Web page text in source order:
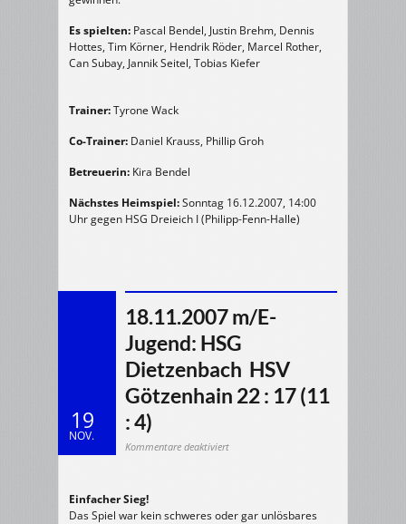
Es spielten: Pascal Bendel, Justin Brehm, Dennis
Hottes, Tim Körner, Hendrik Röder, Marcel Rother,
Can Subay, Jannik Seitel, Tobias Kiefer
Trainer:Tyrone Wack
Co-Trainer: Daniel Krauss, Phillip Groh
Betreuerin: Kira Bendel
Nächstes Heimspiel:Sonntag 16.12.2007, 14:00
Uhr gegen HSG Dreieich I (Philipp-Fenn-Halle)
19
NOV.
18.11.2007 m/E-
Jugend: HSG
Dietzenbach  HSV
Götzenhain 22 : 17 (11
: 4)
Kommentare deaktiviertfür
Götzenhain
Einfacher Sieg!
Das Spiel war kein schweres oder gar unlösbares